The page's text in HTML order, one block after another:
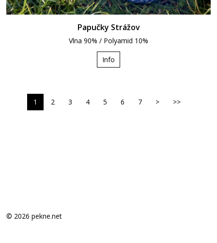
Papučky Strážov
Vlna 90% / Polyamid 10%
Info
1 2 3 4 5 6 7 > >>
© 2026 pekne.net